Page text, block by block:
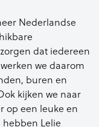
Nederlandse
dat iedereen
we daarom
buren en
kijken we naar
op een leuke en
Lelie